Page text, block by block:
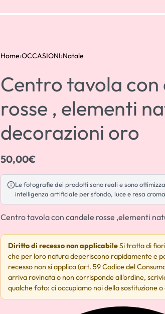
Home›OCCASIONI›Natale
Centro tavola con
rosse , elementi
decorazioni oro
50,00€
Le fotografie dei prodotti sono reali e sono
intelligenza artificiale per sfondo, luce e resa
Centro tavola con candele rosse ,elementi
Diritto di recesso non applicabileSi tratta di
che per loro natura deperiscono rapidamente e
recesso non si applica (art. 59 Codice del
arriva rovinata o non corrisponde all'ordine,
qualche foto: ci occupiamo noi della sostituzione